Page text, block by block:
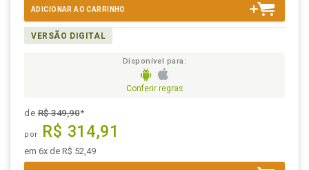
ADICIONAR AO CARRINHO
VERSÃO DIGITAL
Disponível para:
Conferir regras
deR$ 349,90*
por R$ 314,91
em 6x de R$ 52,49